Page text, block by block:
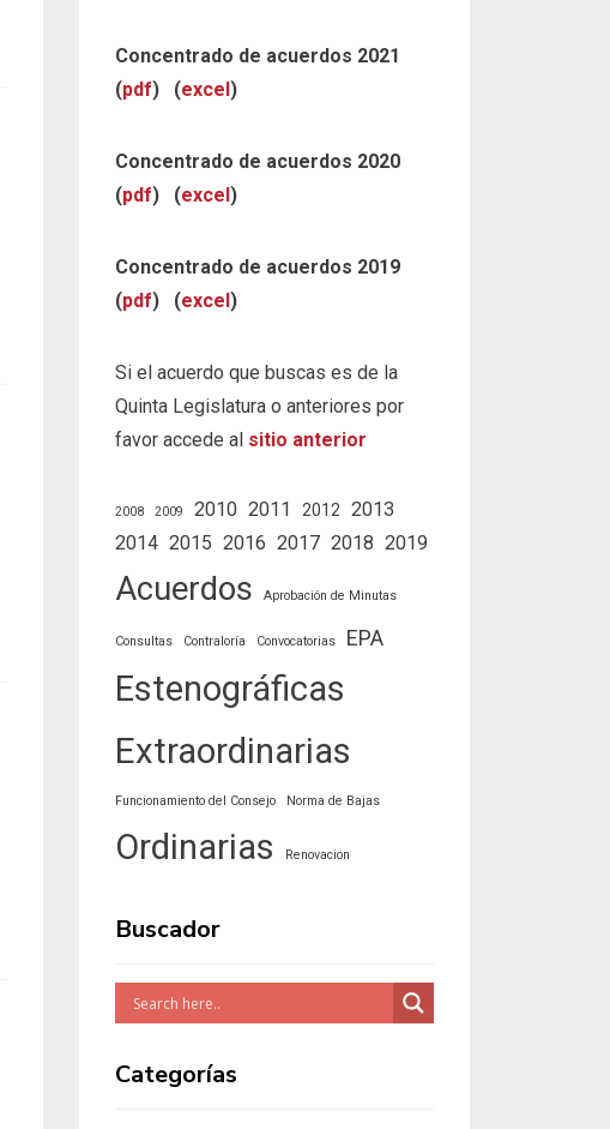
Concentrado de acuerdos 2021
(pdf) (excel)
Concentrado de acuerdos 2020
(pdf) (excel)
Concentrado de acuerdos 2019
(pdf) (excel)
Si el acuerdo que buscas es de la
Quinta Legislatura o anteriores por
favor accede al sitio anterior
2008 2009 2010 2011 2012
2013
2014 2015 2016 2017 2018 2019
Acuerdos Aprobación de Minutas
Consultas Contraloría Convocatorias EPA
Estenográficas
Extraordinarias
Funcionamiento del Consejo Norma de Bajas
Ordinarias Renovacion
Buscador
Categorías